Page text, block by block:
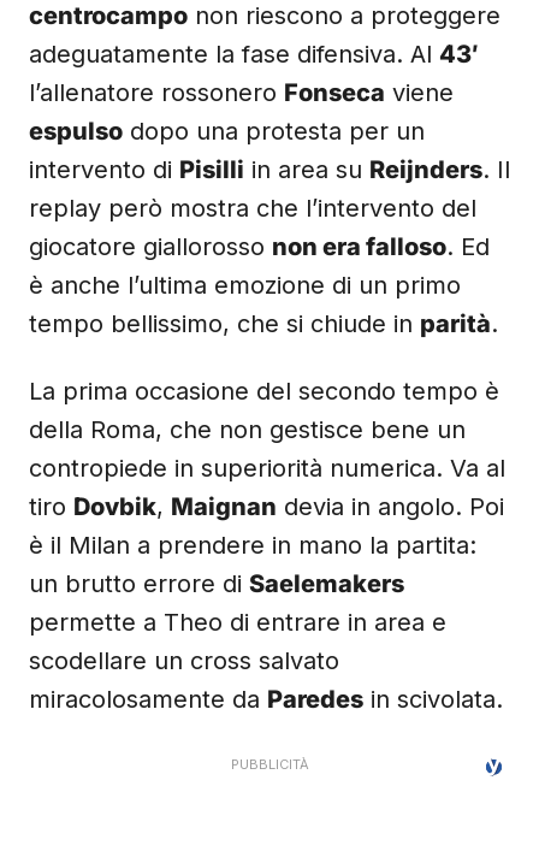
centrocampo non riescono a proteggere
adeguatamente la fase difensiva. Al 43′
l’allenatore rossonero Fonseca viene
espulso dopo una protesta per un
intervento di Pisilli in area su Reijnders. Il
replay però mostra che l’intervento del
giocatore giallorosso non era falloso. Ed
è anche l’ultima emozione di un primo
tempo bellissimo, che si chiude in parità.
La prima occasione del secondo tempo è
della Roma, che non gestisce bene un
contropiede in superiorità numerica. Va al
tiro Dovbik, Maignan devia in angolo. Poi
è il Milan a prendere in mano la partita:
un brutto errore di Saelemakers
permette a Theo di entrare in area e
scodellare un cross salvato
miracolosamente da Paredes in scivolata.